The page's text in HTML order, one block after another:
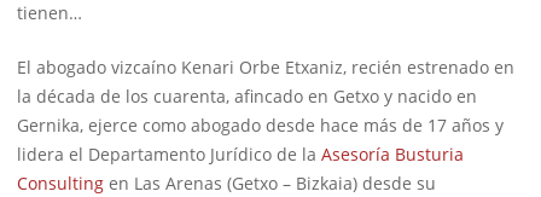
tienen…
El abogado vizcaíno Kenari Orbe Etxaniz, recién estrenado en
la década de los cuarenta, afincado en Getxo y nacido en
Gernika, ejerce como abogado desde hace más de 17 años y
lidera el Departamento Jurídico de la Asesoría Busturia
Consulting en Las Arenas (Getxo – Bizkaia) desde su